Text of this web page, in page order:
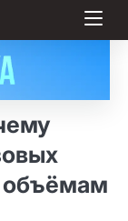
объёмам